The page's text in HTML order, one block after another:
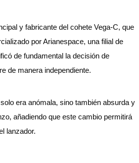
y fabricante del cohete Vega-C, que
por Arianespace, una filial de
de fundamental la decisión de
de manera independiente.
era anómala, sino también absurda y
añadiendo que este cambio permitirá
lanzador.